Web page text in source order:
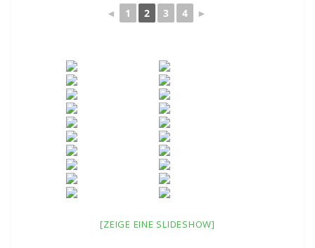
◄ 1 2 3 4 ►
[ZEIGE EINE SLIDESHOW]